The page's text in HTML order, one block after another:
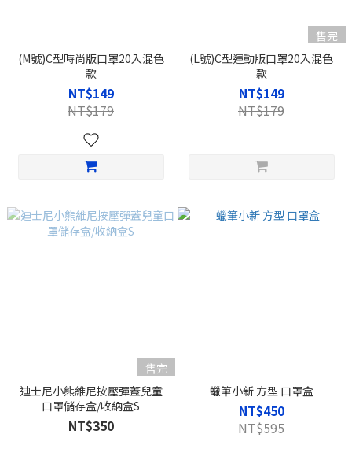
(M號)C型時尚版口罩20入混色
款
NT$149
NT$179
售完
(L號)C型運動版口罩20入混色
款
NT$149
NT$179
售完
迪士尼小熊維尼按壓彈蓋兒童
口罩儲存盒/收納盒S
NT$350
蠟筆小新 方型 口罩盒
NT$450
NT$595